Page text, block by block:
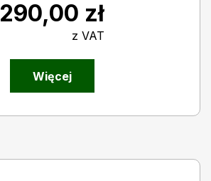
290,00 zł
z VAT
Więcej